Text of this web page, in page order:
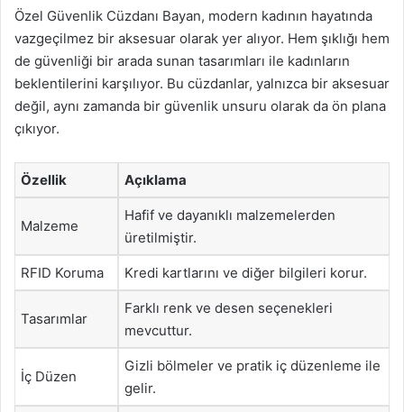
Özel Güvenlik Cüzdanı Bayan, modern kadının hayatında
vazgeçilmez bir aksesuar olarak yer alıyor. Hem şıklığı hem
de güvenliği bir arada sunan tasarımları ile kadınların
beklentilerini karşılıyor. Bu cüzdanlar, yalnızca bir aksesuar
değil, aynı zamanda bir güvenlik unsuru olarak da ön plana
çıkıyor.
Özellik Açıklama
Malzeme
Hafif ve dayanıklı malzemelerden
üretilmiştir.
RFID Koruma Kredi kartlarını ve diğer bilgileri korur.
Tasarımlar
Farklı renk ve desen seçenekleri
mevcuttur.
İç Düzen
Gizli bölmeler ve pratik iç düzenleme ile
gelir.